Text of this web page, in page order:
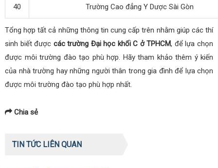
40 Trường Cao đẳng Y Dược Sài Gòn
Tổng hợp tất cả những thông tin cung cấp trên nhằm giúp các thí
sinh biết được các trường Đại học khối C ở TPHCM, để lựa chọn
được môi trường đào tạo phù hợp. Hãy tham khảo thêm ý kiến
của nhà trường hay những người thân trong gia đình để lựa chọn
được môi trường đào tạo phù hợp nhất.
Chia sẻ
TIN TỨC LIÊN QUAN